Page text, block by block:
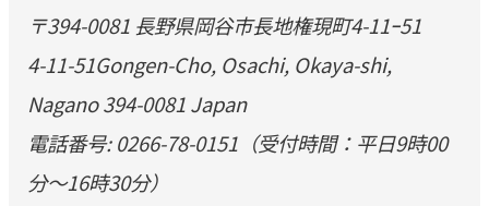
〒394-0081 長野県岡谷市長地権現町4-11ｰ51
4-11-51Gongen-Cho, Osachi, Okaya-shi,
Nagano 394-0081 Japan
電話番号: 0266-78-0151（受付時間：平日9時00
分～16時30分）